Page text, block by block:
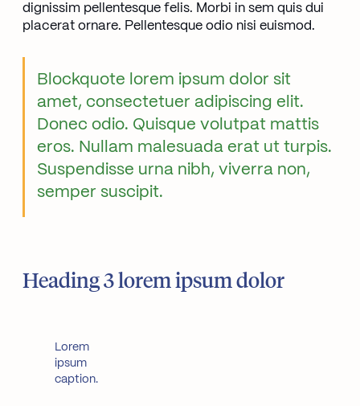
dignissim pellentesque felis. Morbi in sem quis dui
placerat ornare. Pellentesque odio nisi euismod.
Blockquote lorem ipsum dolor sit
amet, consectetuer adipiscing elit.
Donec odio. Quisque volutpat mattis
eros. Nullam malesuada erat ut turpis.
Suspendisse urna nibh, viverra non,
semper suscipit.
Heading 3 lorem ipsum dolor
Lorem
ipsum
caption.